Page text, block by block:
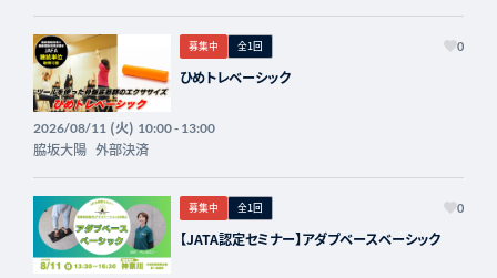
募集中 全1回 0
ひめトレベーシック
2026/08/11(火) 10:00 - 13:00
脇坂大陽 外部決済
募集中 全1回 0
【JATA認定セミナー】アダプベースベーシック